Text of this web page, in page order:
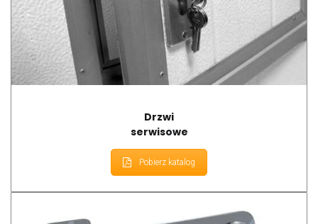
Drzwi
serwisowe
Pobierz katalog